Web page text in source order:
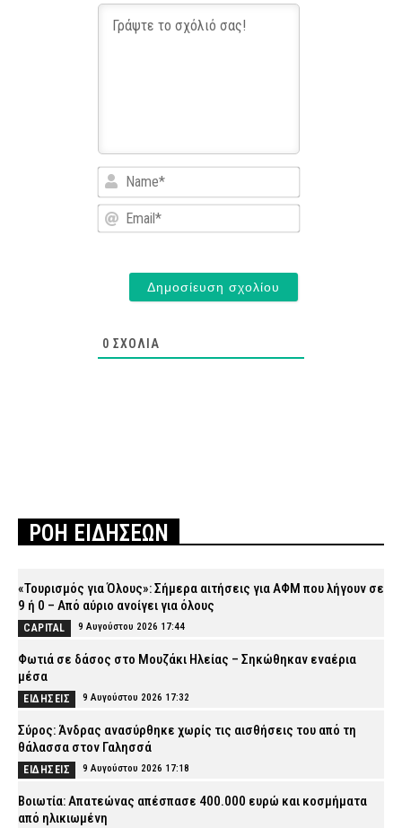
Name*
Email*
0 ΣΧΌΛΙΑ
ΡΟΗ ΕΙΔΗΣΕΩΝ
«Τουρισμός για Όλους»: Σήμερα αιτήσεις για ΑΦΜ που λήγουν σε
9 ή 0 – Από αύριο ανοίγει για όλους
CAPITAL 9 Αυγούστου 2026 17:44
Φωτιά σε δάσος στο Μουζάκι Ηλείας – Σηκώθηκαν εναέρια
μέσα
ΕΙΔΗΣΕΙΣ 9 Αυγούστου 2026 17:32
Σύρος: Άνδρας ανασύρθηκε χωρίς τις αισθήσεις του από τη
θάλασσα στον Γαλησσά
ΕΙΔΗΣΕΙΣ 9 Αυγούστου 2026 17:18
Βοιωτία: Απατεώνας απέσπασε 400.000 ευρώ και κοσμήματα
από ηλικιωμένη